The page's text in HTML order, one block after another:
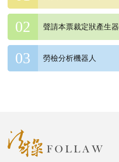
聲請本票裁定狀產生器
勞檢分析機器人